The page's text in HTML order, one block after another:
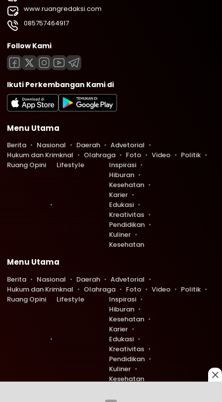
www.ruangredaksi.com
085757464917
Follow Kami
Ikuti Perkembangan Kami di
Menu Utama
Berita Nasional Daerah
Advetorial
Hukum dan Krimknal
Olahraga Foto Video
Politik
Ruang Opini
Lifestyle
Inspirasi
Hiburan
Kesehatan
Karier
Edukasi
Kreativitas
Pendidikan
Kuliner
Kesehatan
Menu Utama
Berita Nasional Daerah
Advetorial
Hukum dan Krimknal
Olahraga Foto Video
Politik
Ruang Opini
Lifestyle
Inspirasi
Hiburan
Kesehatan
Karier
Edukasi
Kreativitas
Pendidikan
Kuliner
Kesehatan